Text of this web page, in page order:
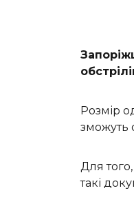
Розмір
зможуть
Для
такі